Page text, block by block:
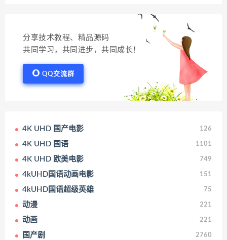
分享技术教程、精品源码
共同学习，共同进步，共同成长！
QQ交流群
4K UHD 国产电影 126
4K UHD 国语 1101
4K UHD 欧美电影 749
4kUHD国语动画电影 151
4kUHD国语超级英雄 75
动漫 221
动画 221
国产剧 2760